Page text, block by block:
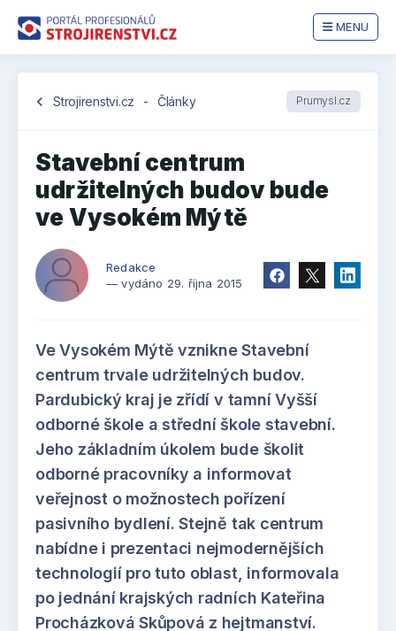
MENU
chevron_left Strojirenstvi.cz - Články Prumysl.cz
Stavební centrum
udržitelných budov bude
ve Vysokém Mýtě
Redakce
— vydáno 29. října 2015
Ve Vysokém Mýtě vznikne Stavební
centrum trvale udržitelných budov.
Pardubický kraj je zřídí v tamní Vyšší
odborné škole a střední škole stavební.
Jeho základním úkolem bude školit
odborné pracovníky a informovat
veřejnost o možnostech pořízení
pasivního bydlení. Stejně tak centrum
nabídne i prezentaci nejmodernějších
technologií pro tuto oblast, informovala
po jednání krajských radních Kateřina
Procházková Skůpová z hejtmanství.